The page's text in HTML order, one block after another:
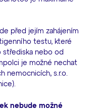
před jejím zahájením
testu, které
střediska nebo od
je možné nechat
nemocnicích, s.r.o.
nebude možné